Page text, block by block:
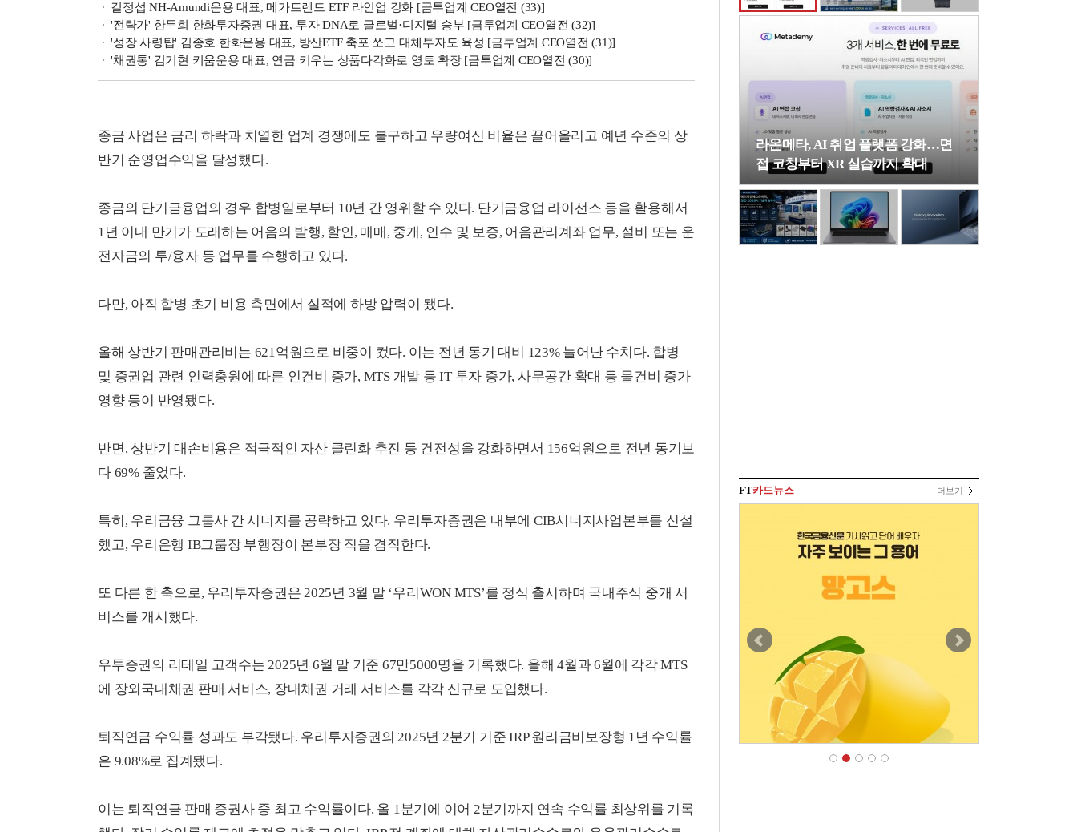
길정섭 NH-Amundi운용 대표, 메가트렌드 ETF 라인업 강화 [금투업계 CEO열전 (33)]
'전략가' 한두희 한화투자증권 대표, 투자 DNA로 글로벌·디지털 승부 [금투업계 CEO열전 (32)]
'성장 사령탑' 김종호 한화운용 대표, 방산ETF 축포 쏘고 대체투자도 육성 [금투업계 CEO열전 (31)]
'채권통' 김기현 키움운용 대표, 연금 키우는 상품다각화로 영토 확장 [금투업계 CEO열전 (30)]
종금 사업은 금리 하락과 치열한 업계 경쟁에도 불구하고 우량여신 비율은 끌어올리고 예년 수준의 상
반기 순영업수익을 달성했다.
종금의 단기금융업의 경우 합병일로부터 10년 간 영위할 수 있다. 단기금융업 라이선스 등을 활용해서
1년 이내 만기가 도래하는 어음의 발행, 할인, 매매, 중개, 인수 및 보증, 어음관리계좌 업무, 설비 또는 운
전자금의 투/융자 등 업무를 수행하고 있다.
다만, 아직 합병 초기 비용 측면에서 실적에 하방 압력이 됐다.
올해 상반기 판매관리비는 621억원으로 비중이 컸다. 이는 전년 동기 대비 123% 늘어난 수치다. 합병
및 증권업 관련 인력충원에 따른 인건비 증가, MTS 개발 등 IT 투자 증가, 사무공간 확대 등 물건비 증가
영향 등이 반영됐다.
반면, 상반기 대손비용은 적극적인 자산 클린화 추진 등 건전성을 강화하면서 156억원으로 전년 동기보
다 69% 줄었다.
특히, 우리금융 그룹사 간 시너지를 공략하고 있다. 우리투자증권은 내부에 CIB시너지사업본부를 신설
했고, 우리은행 IB그룹장 부행장이 본부장 직을 겸직한다.
또 다른 한 축으로, 우리투자증권은 2025년 3월 말 ‘우리WON MTS’를 정식 출시하며 국내주식 중개 서
비스를 개시했다.
우투증권의 리테일 고객수는 2025년 6월 말 기준 67만5000명을 기록했다. 올해 4월과 6월에 각각 MTS
에 장외국내채권 판매 서비스, 장내채권 거래 서비스를 각각 신규로 도입했다.
퇴직연금 수익률 성과도 부각됐다. 우리투자증권의 2025년 2분기 기준 IRP 원리금비보장형 1년 수익률
은 9.08%로 집계됐다.
이는 퇴직연금 판매 증권사 중 최고 수익률이다. 올 1분기에 이어 2분기까지 연속 수익률 최상위를 기록
라온메타, AI 취업 플랫폼 강화…면
접 코칭부터 XR 실습까지 확대
FT카드뉴스 더보기